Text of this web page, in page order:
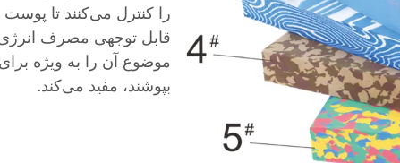
را کنترل می‌کنند تا
قابل توجهی مصرف
موضوع آن را به ویژه
بپوشند، مفید می‌کند.